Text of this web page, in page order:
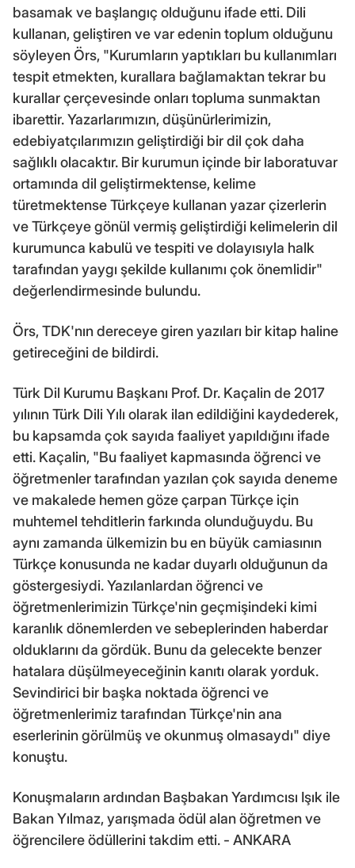
basamak ve başlangıç olduğunu ifade etti. Dili
kullanan, geliştiren ve var edenin toplum olduğunu
söyleyen Örs, "Kurumların yaptıkları bu kullanımları
tespit etmekten, kurallara bağlamaktan tekrar bu
kurallar çerçevesinde onları topluma sunmaktan
ibarettir. Yazarlarımızın, düşünürlerimizin,
edebiyatçılarımızın geliştirdiği bir dil çok daha
sağlıklı olacaktır. Bir kurumun içinde bir laboratuvar
ortamında dil geliştirmektense, kelime
türetmektense Türkçeye kullanan yazar çizerlerin
ve Türkçeye gönül vermiş geliştirdiği kelimelerin dil
kurumunca kabulü ve tespiti ve dolayısıyla halk
tarafından yaygı şekilde kullanımı çok önemlidir"
değerlendirmesinde bulundu.
Örs, TDK'nın dereceye giren yazıları bir kitap haline
getireceğini de bildirdi.
Türk Dil Kurumu Başkanı Prof. Dr. Kaçalin de 2017
yılının Türk Dili Yılı olarak ilan edildiğini kaydederek,
bu kapsamda çok sayıda faaliyet yapıldığını ifade
etti. Kaçalin, "Bu faaliyet kapmasında öğrenci ve
öğretmenler tarafından yazılan çok sayıda deneme
ve makalede hemen göze çarpan Türkçe için
muhtemel tehditlerin farkında olunduğuydu. Bu
aynı zamanda ülkemizin bu en büyük camiasının
Türkçe konusunda ne kadar duyarlı olduğunun da
göstergesiydi. Yazılanlardan öğrenci ve
öğretmenlerimizin Türkçe'nin geçmişindeki kimi
karanlık dönemlerden ve sebeplerinden haberdar
olduklarını da gördük. Bunu da gelecekte benzer
hatalara düşülmeyeceğinin kanıtı olarak yorduk.
Sevindirici bir başka noktada öğrenci ve
öğretmenlerimiz tarafından Türkçe'nin ana
eserlerinin görülmüş ve okunmuş olmasaydı" diye
konuştu.
Konuşmaların ardından Başbakan Yardımcısı Işık ile
Bakan Yılmaz, yarışmada ödül alan öğretmen ve
öğrencilere ödüllerini takdim etti. - ANKARA